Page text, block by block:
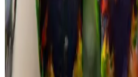
Konak Şekerleme ve Tatlı
Tercihleri ve Piyasa Analizi
Şekerleme ve tatlı ürünleri,
yelpazeye sahiptir. Kalite, hijyen
rekabet ve yenilikçilik sektörde öne